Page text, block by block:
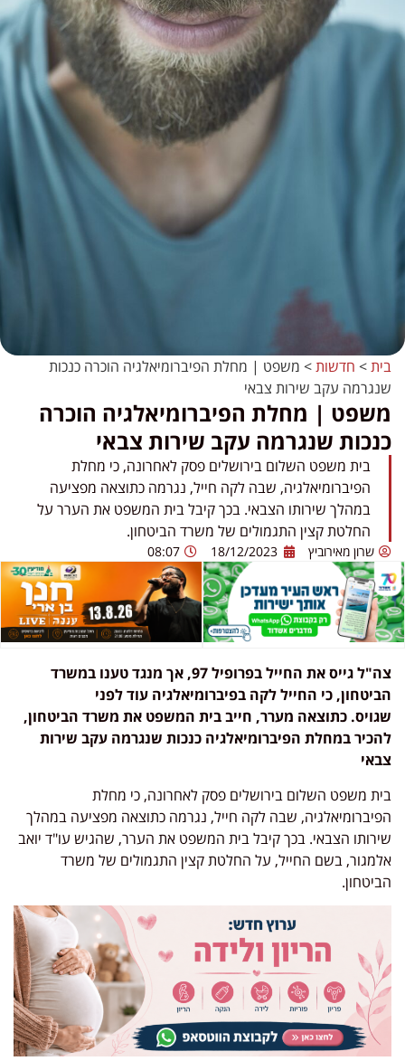
בית> חדשות> משפט | מחלת הפיברומיאלגיה הוכרה כנכות
שנגרמה עקב שירות צבאי
משפט | מחלת הפיברומיאלגיה הוכרה
כנכות שנגרמה עקב שירות צבאי
בית משפט השלום בירושלים פסק לאחרונה, כי מחלת
הפיברומיאלגיה, שבה לקה חייל, נגרמה כתוצאה מפציעה
במהלך שירותו הצבאי. בכך קיבל בית המשפט את הערר על
החלטת קצין התגמולים של משרד הביטחון.
שרון מאירוביץ 18/12/2023
08:07
צה"ל גייס את החייל בפרופיל 97, אך מנגד טענו במשרד
הביטחון, כי החייל לקה בפיברומיאלגיה עוד לפני
שגויס. כתוצאה מערר, חייב בית המשפט את משרד הביטחון,
להכיר במחלת הפיברומיאלגיה כנכות שנגרמה עקב שירות
צבאי
בית משפט השלום בירושלים פסק לאחרונה, כי מחלת
הפיברומיאלגיה, שבה לקה חייל, נגרמה כתוצאה מפציעה במהלך
שירותו הצבאי. בכך קיבל בית המשפט את הערר, שהגיש עו"ד יואב
אלמגור, בשם החייל, על החלטת קצין התגמולים של משרד
הביטחון.